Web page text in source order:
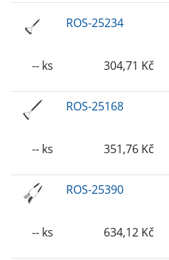
ROS-25234
-- ks
304,71 Kč
ROS-25168
-- ks
351,76 Kč
ROS-25390
-- ks
634,12 Kč